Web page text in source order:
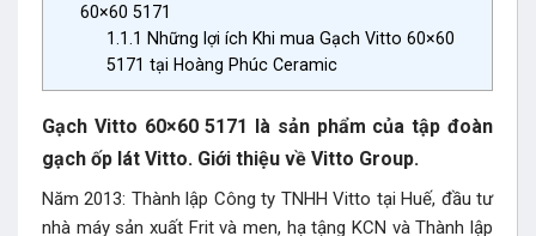
60×60 5171
1.1.1 Những lợi ích Khi mua Gạch Vitto 60×60
5171 tại Hoàng Phúc Ceramic
Gạch Vitto 60×60 5171 là sản phẩm của tập đoàn
gạch ốp lát Vitto. Giới thiệu về Vitto Group.
Năm 2013: Thành lập Công ty TNHH Vitto tại Huế, đầu tư
nhà máy sản xuất Frit và men, hạ tậng KCN và Thành lập